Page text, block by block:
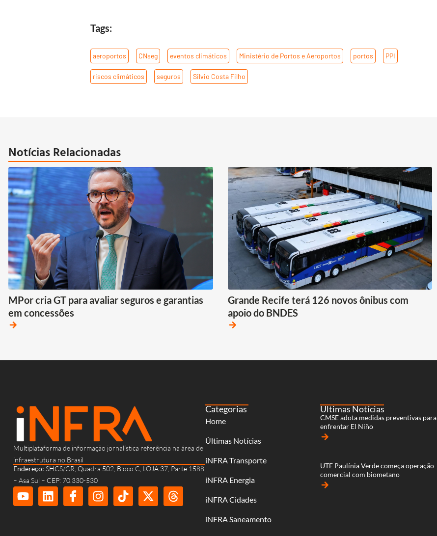
Tags:
aeroportos CNseg eventos climáticos Ministério de Portos e Aeroportos portos PPI
riscos climáticos seguros Silvio Costa Filho
Notícias Relacionadas
MPor cria GT para avaliar seguros e garantias
em concessões
arrow_forward
Grande Recife terá 126 novos ônibus com
apoio do BNDES
arrow_forward
Multiplataforma de informação jornalística referência na área de
infraestrutura no Brasil
Endereço: SHCS/CR, Quadra 502, Bloco C, LOJA 37, Parte 1588
– Asa Sul – CEP: 70.330-530
Categorias
Home
Últimas Notícias
iNFRA Transporte
iNFRA Energia
iNFRA Cidades
iNFRA Saneamento
Últimas Notícias
CMSE adota medidas preventivas para
enfrentar El Niño
arrow_forward
UTE Paulínia Verde começa operação
comercial com biometano
arrow_forward